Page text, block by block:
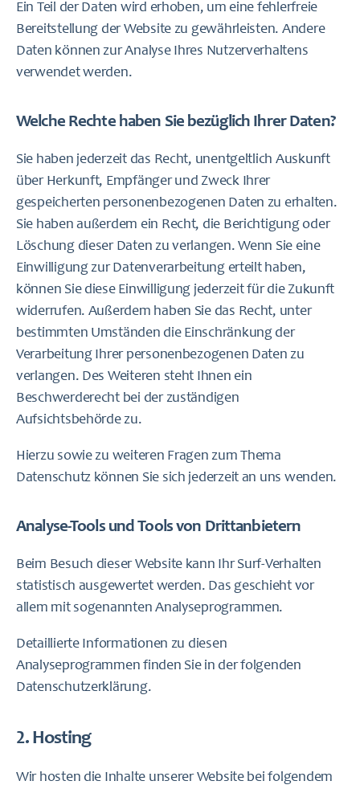
Ein Teil der Daten wird erhoben, um eine fehlerfreie
Bereitstellung der Website zu gewährleisten. Andere
Daten können zur Analyse Ihres Nutzerverhaltens
verwendet werden.
Welche Rechte haben Sie bezüglich Ihrer Daten?
Sie haben jederzeit das Recht, unentgeltlich Auskunft
über Herkunft, Empfänger und Zweck Ihrer
gespeicherten personenbezogenen Daten zu erhalten.
Sie haben außerdem ein Recht, die Berichtigung oder
Löschung dieser Daten zu verlangen. Wenn Sie eine
Einwilligung zur Datenverarbeitung erteilt haben,
können Sie diese Einwilligung jederzeit für die Zukunft
widerrufen. Außerdem haben Sie das Recht, unter
bestimmten Umständen die Einschränkung der
Verarbeitung Ihrer personenbezogenen Daten zu
verlangen. Des Weiteren steht Ihnen ein
Beschwerderecht bei der zuständigen
Aufsichtsbehörde zu.
Hierzu sowie zu weiteren Fragen zum Thema
Datenschutz können Sie sich jederzeit an uns wenden.
Analyse-Tools und Tools von Dritt­anbietern
Beim Besuch dieser Website kann Ihr Surf-Verhalten
statistisch ausgewertet werden. Das geschieht vor
allem mit sogenannten Analyseprogrammen.
Detaillierte Informationen zu diesen
Analyseprogrammen finden Sie in der folgenden
Datenschutzerklärung.
2. Hosting
Wir hosten die Inhalte unserer Website bei folgendem